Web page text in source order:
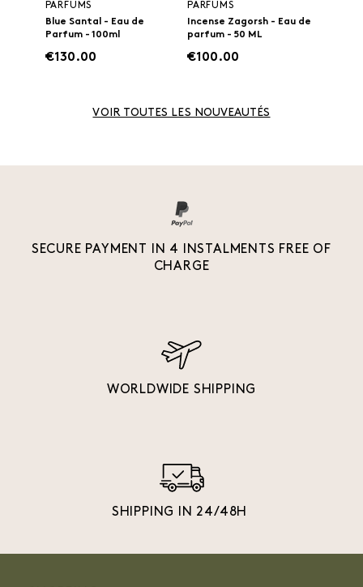
PARFUMS
Blue Santal - Eau de
Parfum - 100ml
€130.00
PARFUMS
Incense Zagorsh - Eau de
parfum - 50 ML
€100.00
VOIR TOUTES LES NOUVEAUTÉS
SECURE PAYMENT IN 4 INSTALMENTS FREE OF
CHARGE
WORLDWIDE SHIPPING
SHIPPING IN 24/48H